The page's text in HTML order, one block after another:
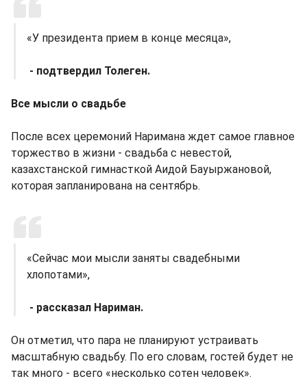
«У президента прием в конце месяца»,
- подтвердил Толеген.
Все мысли о свадьбе
После всех церемоний Наримана ждет самое главное
торжество в жизни - свадьба с невестой,
казахстанской гимнасткой Аидой Бауыржановой,
которая запланирована на сентябрь.
«Сейчас мои мысли заняты свадебными
хлопотами»,
- рассказал Нариман.
Он отметил, что пара не планируют устраивать
масштабную свадьбу. По его словам, гостей будет не
так много - всего «несколько сотен человек».